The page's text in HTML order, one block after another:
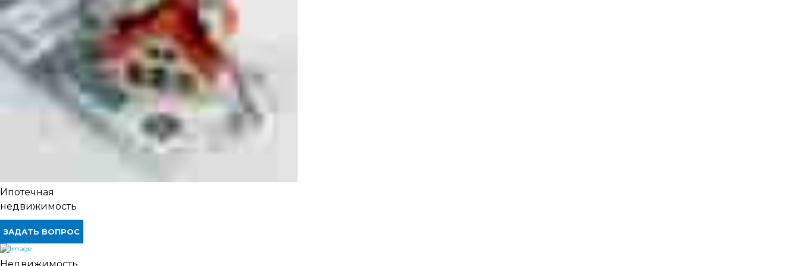
Ипотечная
недвижимость
ЗАДАТЬ ВОПРОС